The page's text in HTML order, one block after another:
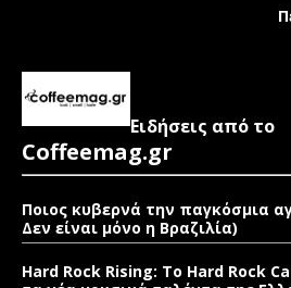
Ειδήσεις από το
Coffeemag.gr
Ποιος κυβερνά την παγκόσμια
Δεν είναι μόνο η Βραζιλία)
Hard Rock Rising: Το Hard Rock